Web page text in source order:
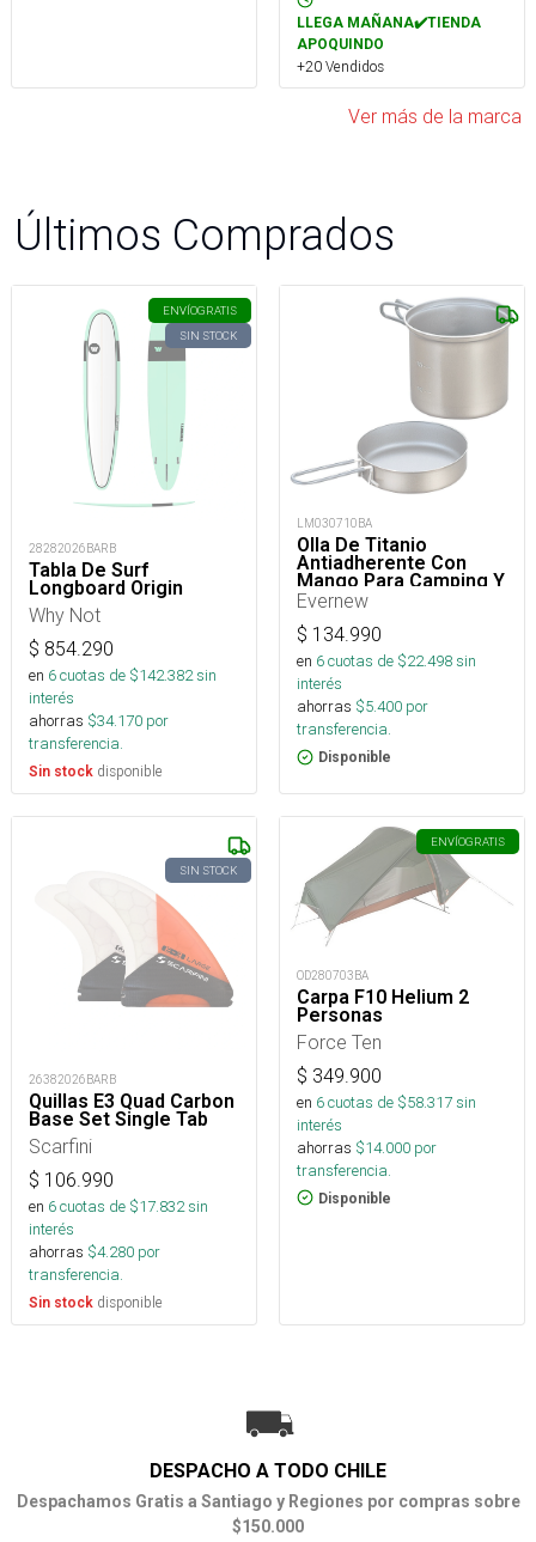
LLEGA MAÑANA✔️TIENDA
APOQUINDO
+20 Vendidos
Ver más de la marca
Últimos Comprados
ENVÍOGRATIS
SIN STOCK
28282026BARB
Tabla De Surf
Longboard Origin
Why Not
$ 854.290
en 6cuotas de $142.382sin
interés
ahorras $34.170 por
transferencia.
Sin stock disponible
LM030710BA
Olla De Titanio
Antiadherente Con
Mango Para Camping Y
Trekking- 900 Ml
Evernew
$ 134.990
en 6cuotas de $22.498sin
interés
ahorras $5.400 por
transferencia.
Disponible
SIN STOCK
26382026BARB
Quillas E3 Quad Carbon
Base Set Single Tab
Scarfini
$ 106.990
en 6cuotas de $17.832sin
interés
ahorras $4.280 por
transferencia.
Sin stock disponible
ENVÍOGRATIS
OD280703BA
Carpa F10 Helium 2
Personas
Force Ten
$ 349.900
en 6cuotas de $58.317sin
interés
ahorras $14.000 por
transferencia.
Disponible
DESPACHO A TODO CHILE
Despachamos Gratis a Santiago y Regiones por compras sobre
$150.000